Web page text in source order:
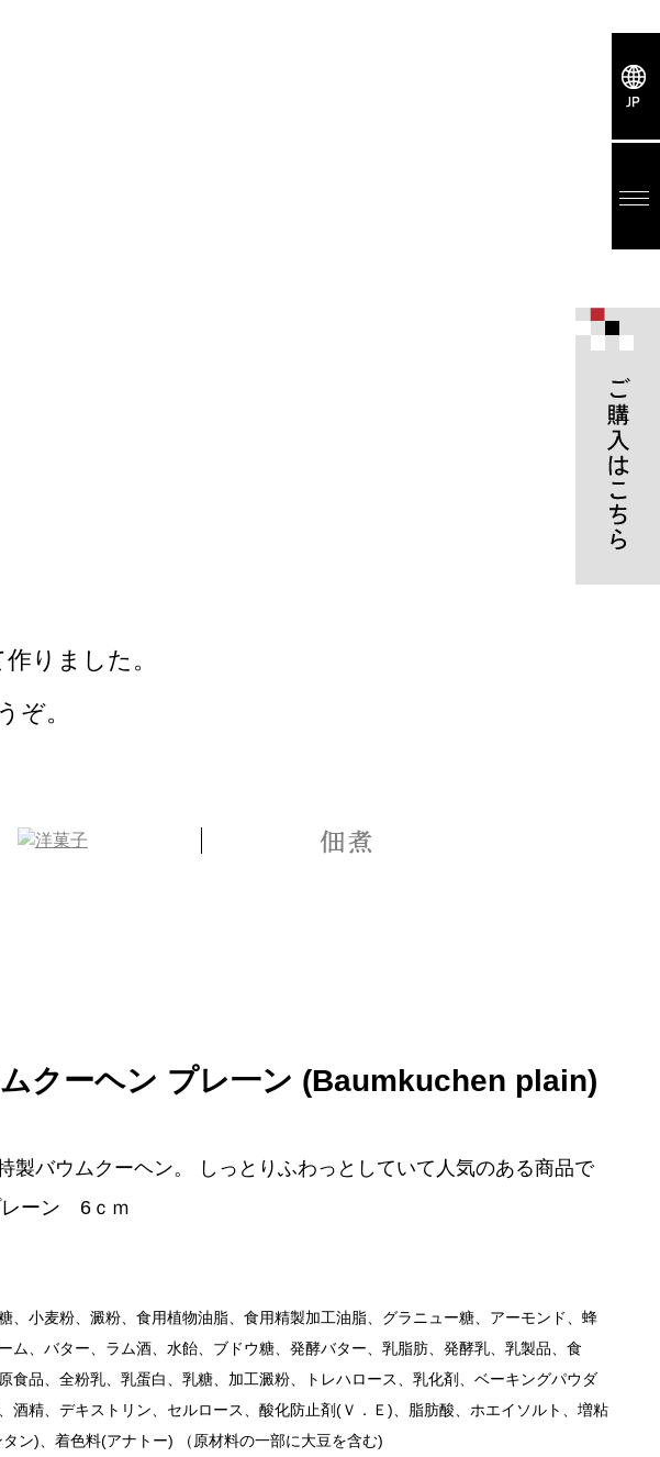
りました。
ぞ。
クーヘン プレ一ン (Baumkuchen plain)
製バウムクーヘン。 しっとりふわっとしていて人気のある商品で
レーン 6ｃｍ
、小麦粉、澱粉、食用植物油脂、食用精製加工油脂、グラニュー糖、アーモンド、蜂
ム、バター、ラム酒、水飴、ブドウ糖、発酵バター、乳脂肪、発酵乳、乳製品、食
食品、全粉乳、乳蛋白、乳糖、加工澱粉、トレハロース、乳化剤、ベーキングパウダ
酒精、デキストリン、セルロース、酸化防止剤(Ｖ．Ｅ)、脂肪酸、ホエイソルト、増粘
ン)、着色料(アナトー) （原材料の一部に大豆を含む)